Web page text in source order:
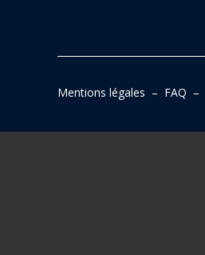
Mentions légales – FAQ –